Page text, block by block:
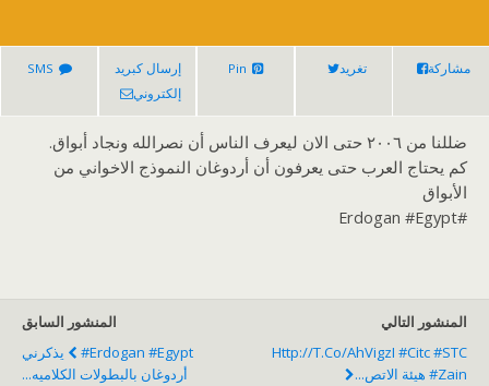
مشاركة تغريد Pin
إرسال كبريد
إلكتروني
SMS
ضللنا من ٢٠٠٦ حتى الان ليعرف الناس أن نصرالله ونجاد أبواق.
كم يحتاج العرب حتى يعرفون أن أردوغان النموذج الاخواني من
الأبواق
#Erdogan #Egypt
المنشور السابق
#Erdogan #Egypt يذكرني
أردوغان بالبطولات الكلاميه...
المنشور التالي
Http://t.co/AhVigzI #citc #STC
#Zain هيئة الاتص...